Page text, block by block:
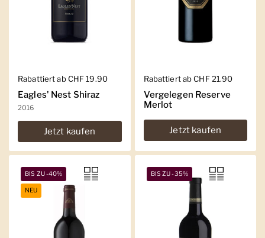
Regulärer Preis
Rabattiert ab CHF 19.90
Eagles' Nest Shiraz
2016
Jetzt kaufen
Regulärer Preis
Rabattiert ab CHF 21.90
Vergelegen Reserve
Merlot
Jetzt kaufen
BIS ZU -40%
NEU
BIS ZU -35%